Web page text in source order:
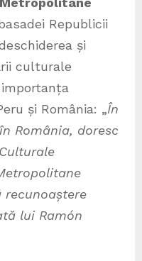
Republicii
și
culturale
și România: „În
România, doresc
recunoaștere
lui Ramón